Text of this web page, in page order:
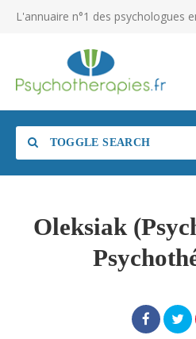
L'annuaire n°1 des psychologues
TOGGLE SEARCH
Oleksiak